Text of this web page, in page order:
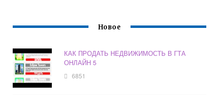
Новое
КАК ПРОДАТЬ НЕДВИЖИМОСТЬ В ГТА
ОНЛАЙН 5
6851